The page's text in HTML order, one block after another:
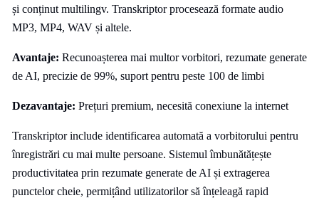
și conținut multilingv. Transkriptor procesează formate audio
MP3, MP4, WAV și altele.
Avantaje: Recunoașterea mai multor vorbitori, rezumate generate
de AI, precizie de 99%, suport pentru peste 100 de limbi
Dezavantaje: Prețuri premium, necesită conexiune la internet
Transkriptor include identificarea automată a vorbitorului pentru
înregistrări cu mai multe persoane. Sistemul îmbunătățește
productivitatea prin rezumate generate de AI și extragerea
punctelor cheie, permițând utilizatorilor să înțeleagă rapid